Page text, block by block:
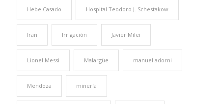
Hebe Casado Hospital Teodoro J. Schestakow
Iran Irrigación Javier Milei
Lionel Messi Malargüe manuel adorni
Mendoza minería